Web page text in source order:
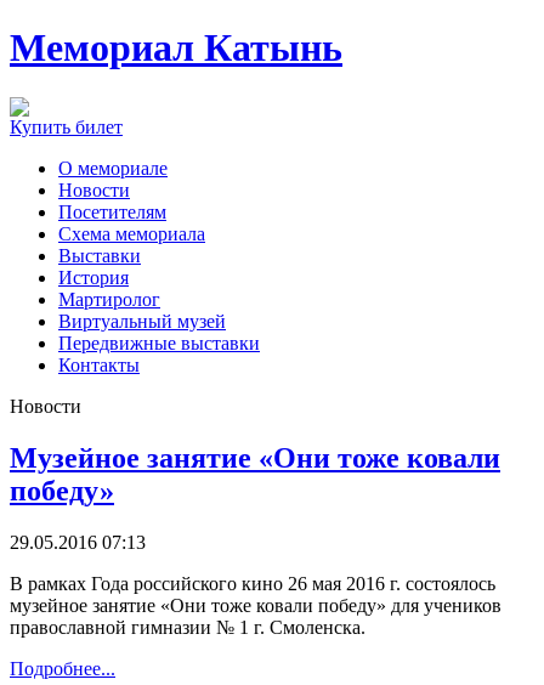
Мемориал Катынь
Купить билет
О мемориале
Новости
Посетителям
Схема мемориала
Выставки
История
Мартиролог
Виртуальный музей
Передвижные выставки
Контакты
Новости
Музейное занятие «Они тоже ковали
победу»
29.05.2016 07:13
В рамках Года российского кино 26 мая 2016 г. состоялось
музейное занятие «Они тоже ковали победу» для учеников
православной гимназии № 1 г. Смоленска.
Подробнее...